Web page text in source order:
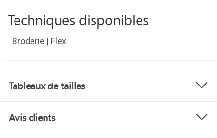
Techniques disponibles
Broderie | Flex
Tableaux de tailles
Avis clients